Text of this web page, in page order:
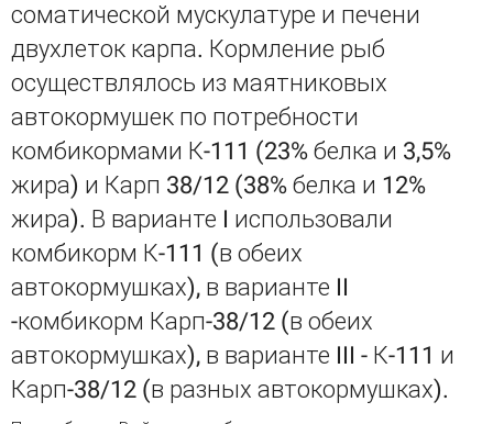
соматической мускулатуре и печени
двухлеток карпа. Кормление рыб
осуществлялось из маятниковых
автокормушек по потребности
комбикормами К-111 (23% белка и 3,5%
жира) и Карп 38/12 (38% белка и 12%
жира). В варианте I использовали
комбикорм К-111 (в обеих
автокормушках), в варианте II
-комбикорм Карп-38/12 (в обеих
автокормушках), в варианте III - К-111 и
Карп-38/12 (в разных автокормушках).